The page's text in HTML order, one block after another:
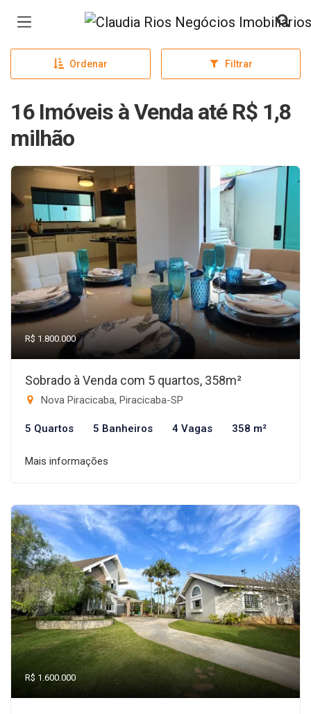
Página inicial
Ordenar Filtrar
16 Imóveis à Venda até R$ 1,8
milhão
R$ 1.800.000
Sobrado à Venda com 5 quartos, 358m²
Nova Piracicaba, Piracicaba-SP
5 Quartos 5 Banheiros 4 Vagas 358 m²
Mais informações
R$ 1.600.000